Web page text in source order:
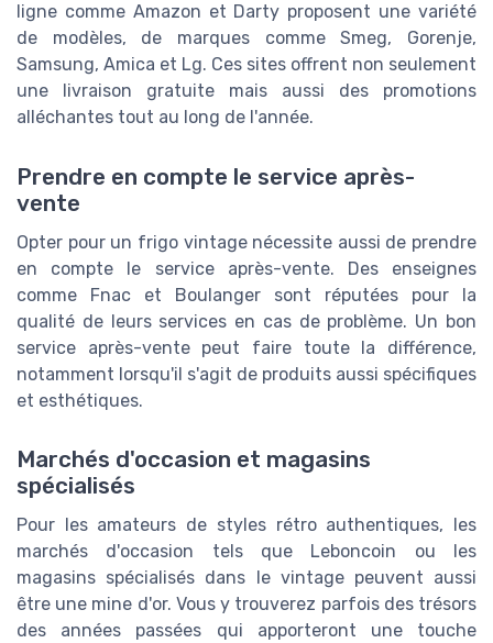
ligne comme Amazon et Darty proposent une variété
de modèles, de marques comme Smeg, Gorenje,
Samsung, Amica et Lg. Ces sites offrent non seulement
une livraison gratuite mais aussi des promotions
alléchantes tout au long de l'année.
Prendre en compte le service après-
vente
Opter pour un frigo vintage nécessite aussi de prendre
en compte le service après-vente. Des enseignes
comme Fnac et Boulanger sont réputées pour la
qualité de leurs services en cas de problème. Un bon
service après-vente peut faire toute la différence,
notamment lorsqu'il s'agit de produits aussi spécifiques
et esthétiques.
Marchés d'occasion et magasins
spécialisés
Pour les amateurs de styles rétro authentiques, les
marchés d'occasion tels que Leboncoin ou les
magasins spécialisés dans le vintage peuvent aussi
être une mine d'or. Vous y trouverez parfois des trésors
des années passées qui apporteront une touche